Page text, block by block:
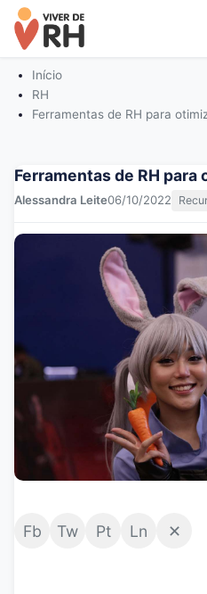
Início
RH
Ferramentas de RH para
Ferramentas de RH
Alessandra Leite06/10/2022
Fb Tw Pt Ln ✕